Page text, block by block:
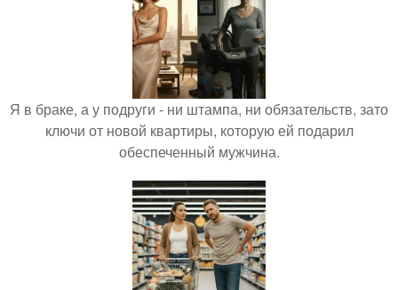
Я в браке, а у подруги - ни штампа, ни обязательств, зато
ключи от новой квартиры, которую ей подарил
обеспеченный мужчина.